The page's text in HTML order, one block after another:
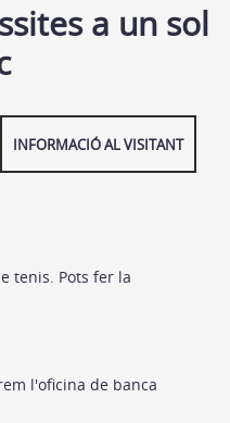
a un sol
INFORMACIÓ AL VISITANT
tenis. Pots fer la
l'oficina de banca